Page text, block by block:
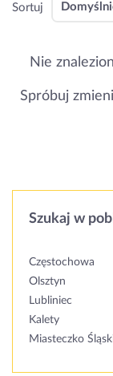
Sortuj
Nie
Spróbuj
Szukaj w
Częstochowa
Olsztyn
Lubliniec
Kalety
Miasteczko